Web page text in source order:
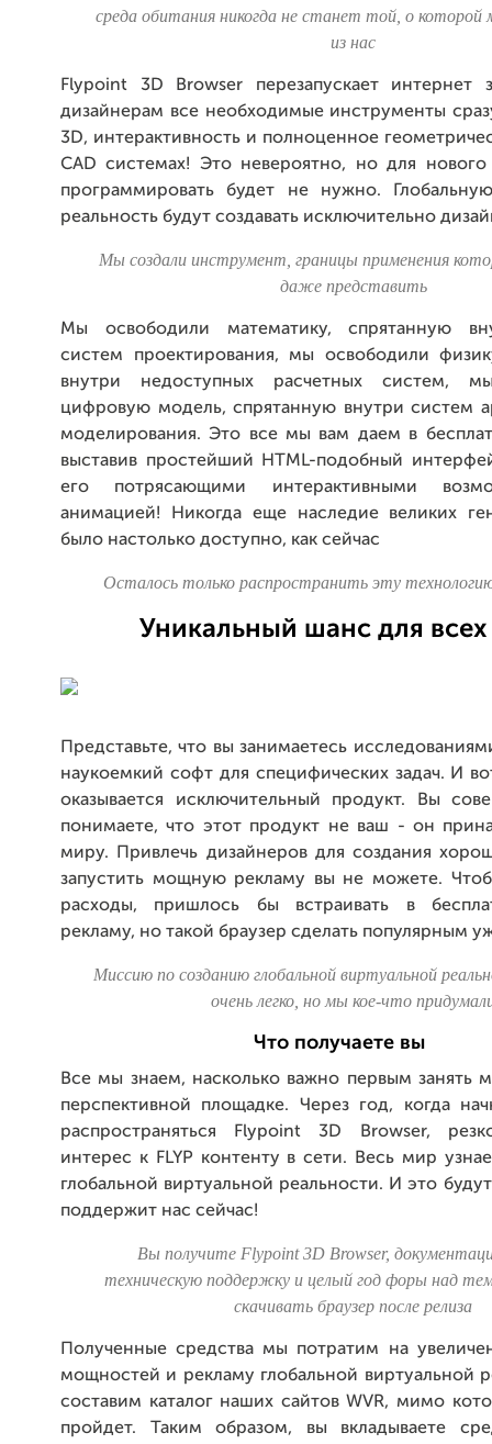
среда обитания никогда не станет той, о
из нас
Flypoint 3D Browser перезапускает интернет
дизайнерам все необходимые инструменты
3D, интерактивность и полноценное
CAD системах! Это невероятно, но для
программировать будет не нужно.
реальность будут создавать исключительно
Мы создали инструмент, границы применения
даже представить
Мы освободили математику, спрятанную
систем проектирования, мы освободили
внутри недоступных расчетных систем,
цифровую модель, спрятанную внутри систем
моделирования. Это все мы вам даем в
выставив простейший HTML-подобный
его потрясающими интерактивными
анимацией! Никогда еще наследие великих
было настолько доступно, как сейчас
Осталось только распространить эту
Уникальный шанс для всех
Представьте, что вы занимаетесь
наукоемкий софт для специфических задач. И
оказывается исключительный продукт. Вы
понимаете, что этот продукт не ваш - он
миру. Привлечь дизайнеров для создания
запустить мощную рекламу вы не можете.
расходы, пришлось бы встраивать в
рекламу, но такой браузер сделать популярным
Миссию по созданию глобальной виртуальной
очень легко, но мы кое-что
Что получаете вы
Все мы знаем, насколько важно первым занять
перспективной площадке. Через год, когда
распространяться Flypoint 3D Browser,
интерес к FLYP контенту в сети. Весь мир
глобальной виртуальной реальности. И это
поддержит нас сейчас!
Вы получите Flypoint 3D Browser,
техническую поддержку и целый год форы над
скачивать браузер после релиза
Полученные средства мы потратим на
мощностей и рекламу глобальной виртуальной
составим каталог наших сайтов WVR, мимо
пройдет. Таким образом, вы вкладываете